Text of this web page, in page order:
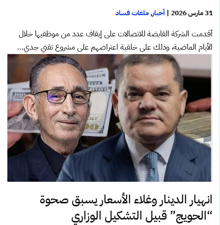
31 مارس 2026 | أخبار,ملفات فساد
أقدمت الشركة القابضة للاتصالات على إيقاف عدد من موظفيها خلال
الأيام الماضية، وذلك على خلفية اعتراضهم على مشروع تقني جدي…
انهيار الدينار وغلاء الأسعار يسبق صحوة
“الحويج” قبيل التشكيل الوزاري